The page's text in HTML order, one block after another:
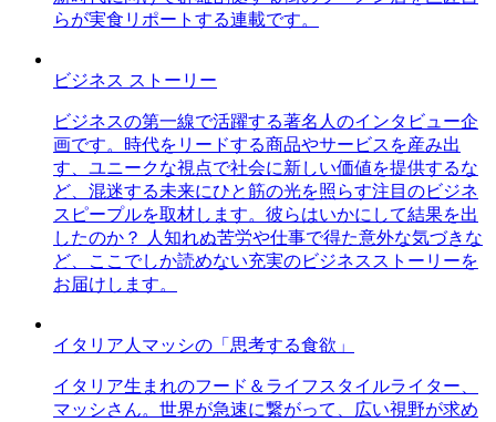
らが実食リポートする連載です。
ビジネス ストーリー
ビジネスの第一線で活躍する著名人のインタビュー企
画です。時代をリードする商品やサービスを産み出
す、ユニークな視点で社会に新しい価値を提供するな
ど、混迷する未来にひと筋の光を照らす注目のビジネ
スピープルを取材します。彼らはいかにして結果を出
したのか？ 人知れぬ苦労や仕事で得た意外な気づきな
ど、ここでしか読めない充実のビジネスストーリーを
お届けします。
イタリア人マッシの「思考する食欲」
イタリア生まれのフード＆ライフスタイルライター、
マッシさん。世界が急速に繋がって、広い視野が求め